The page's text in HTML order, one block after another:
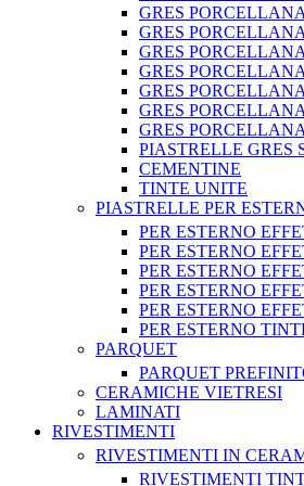
GRES
GRES
GRES
GRES
GRES
GRES
GRES
PIASTRELLE GRES
CEMENTINE
TINTE UNITE
PIASTRELLE PER
PER ESTERNO
PER ESTERNO
PER ESTERNO
PER ESTERNO
PER ESTERNO
PER ESTERNO
PARQUET
PARQUET
CERAMICHE VIETRESI
LAMINATI
RIVESTIMENTI
RIVESTIMENTI IN
RIVESTIMENTI